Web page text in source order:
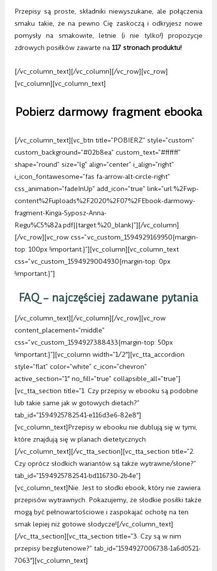
Przepisy są proste, składniki niewyszukane, ale połączenia
smaku takie, że na pewno Cię zaskoczą i odkryjesz nowe
pomysły na smakowite, letnie (i nie tylko!) propozycje
zdrowych posiłków zawarte na 117 stronach produktu!
[/vc_column_text][/vc_column][/vc_row][vc_row]
[vc_column][vc_column_text]
Pobierz darmowy fragment ebooka
[/vc_column_text][vc_btn title=”POBIERZ” style=”custom”
custom_background=”#02b8ea” custom_text=”#ffffff”
shape=”round” size=”lg” align=”center” i_align=”right”
i_icon_fontawesome=”fas fa-arrow-alt-circle-right”
css_animation=”fadeInUp” add_icon=”true” link=”url:%2Fwp-
content%2Fuploads%2F2020%2F07%2FEbook-darmowy-
fragment-Kinga-Syposz-Anna-
Regu%C5%82a.pdf||target:%20_blank|”][/vc_column]
[/vc_row][vc_row css=”.vc_custom_1594929169950{margin-
top: 100px !important;}”][vc_column][vc_column_text
css=”.vc_custom_1594929004930{margin-top: 0px
!important;}”]
FAQ – najczęściej zadawane pytania
[/vc_column_text][/vc_column][/vc_row][vc_row
content_placement=”middle”
css=”.vc_custom_1594927388433{margin-top: 50px
!important;}”][vc_column width=”1/2″][vc_tta_accordion
style=”flat” color=”white” c_icon=”chevron”
active_section=”1″ no_fill=”true” collapsible_all=”true”]
[vc_tta_section title=”1. Czy przepisy w ebooku są podobne
lub takie same jak w gotowych dietach?”
tab_id=”1594925782541-e116d3e6-82e8″]
[vc_column_text]Przepisy w ebooku nie dublują się w tymi,
które znajdują się w planach dietetycznych.
[/vc_column_text][/vc_tta_section][vc_tta_section title=”2.
Czy oprócz słodkich wariantów są także wytrawne/słone?”
tab_id=”1594925782541-bd116730-2b4e”]
[vc_column_text]Nie. Jest to słodki ebook, który nie zawiera
przepisów wytrawnych. Pokazujemy, że słodkie posiłki także
mogą być pełnowartościowe i zaspokajać ochotę na ten
smak lepiej niż gotowe słodycze![/vc_column_text]
[/vc_tta_section][vc_tta_section title=”3. Czy są w nim
przepisy bezglutenowe?” tab_id=”1594927006738-1a6d0521-
7063″][vc_column_text]